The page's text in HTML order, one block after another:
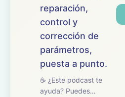
reparación,
control y
corrección de
parámetros,
puesta a punto.
☕ ¿Este podcast te
ayuda? Puedes